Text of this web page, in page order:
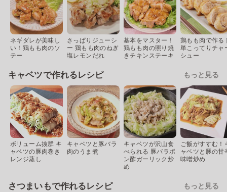
ネギダレが美味し
い！鶏もも肉のソ
テー
さっぱりジューシ
ー 鶏もも肉のねぎ
塩レモンだれ
基本をマスター！
鶏もも肉の照り焼
きチキンステーキ
鶏もも肉で作る
単こってりチャ
シュー
キャベツで作れるレシピ もっと見る
ボリューム抜群 キ
ャベツの豚肉巻き
レンジ蒸し
キャベツと豚バラ
肉のうま煮
キャベツが沢山食
べられる 豚バラポ
ン酢ガーリック炒
め
ご飯がすすむ！
ャベツと豚の甘
味噌炒め
さつまいもで作れるレシピ もっと見る